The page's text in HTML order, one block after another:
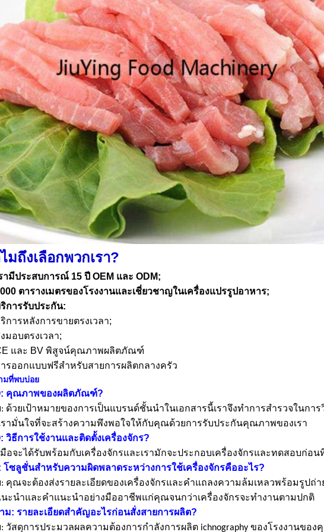
มถึงเลือกพวกเรา?
ามีประสบการณ์ 15 ปี OEM และ ODM;
ตารางเมตรของโรงงานและเชี่ยวชาญในเครื่องแปรรูปอาหาร;
การรับประกัน:
การหลังการขายตรงเวลา;
มอบตรงเวลา;
และ BV พิสูจน์คุณภาพผลิตภัณฑ์
รออกแบบฟรีสำหรับสายการผลิตกลางครัว
มที่พบบ่อย
คุณภาพของผลิตภัณฑ์?
ด้วยเป้าหมายของการเป็นแบรนด์ชั้นนำในเอกสารนี้เราจึงทำการสำรวจในก
รามั่นใจที่จะสร้างความพึงพอใจให้กับคุณด้วยการรับประกันคุณภาพของเรา
วิธีการใช้งานและติดตั้งเครื่องจักร?
อจะได้รับพร้อมกับเครื่องจักรและเรามักจะประกอบเครื่องจักรและทดสอบก่อน
โซลูชั่นสำหรับความผิดพลาดระหว่างการใช้เครื่องจักรคืออะไร?
คุณจะต้องส่งรายละเอียดของเครื่องจักรและคำแถลงความล้มเหลวพร้อมรูปถ่
ะนำและคำแนะนำอย่างมืออาชีพแก่คุณจนกว่าเครื่องจักรจะทำงานตามปกติ
ม: รายละเอียดสำคัญอะไรก่อนสั่งสายการผลิต?
วัสดุการประมวลผลความต้องการกำลังการผลิต ichnography ของโรงงานข